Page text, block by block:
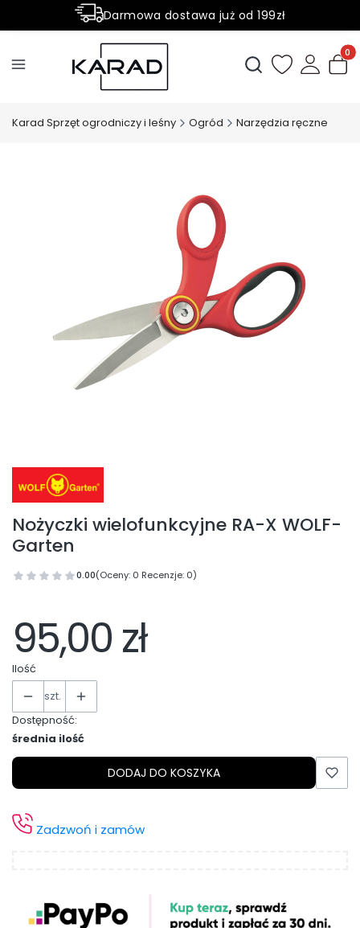
Darmowa dostawa już od 199zł
Rabaty -50% na wybrane produkty
Otwórz
Karad Sprzęt ogrodniczy i leśny Ogród Narzędzia ręczne
Nożyczki wielofunkcyjne RA-X WOLF-
Garten
0.00(Oceny: 0 Recenzje: 0)
95,00 zł
Ilość
szt.
Dostępność:
średnia ilość
DODAJ DO KOSZYKA
Zadzwoń i zamów